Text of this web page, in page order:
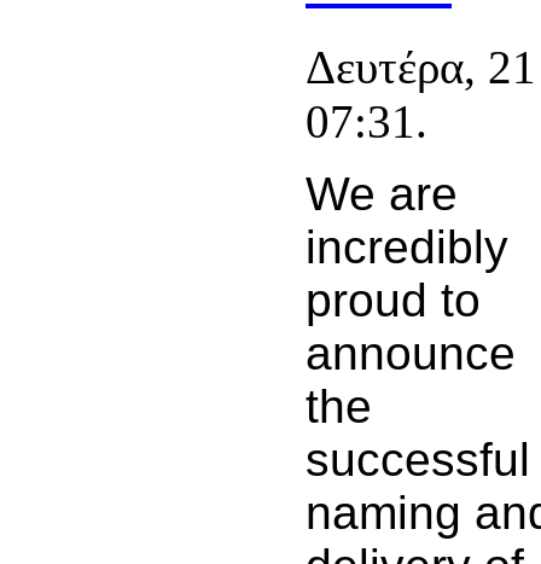
Δευτέρα,
07:31.
We are
incredibly
proud to
announce
the
successful
naming